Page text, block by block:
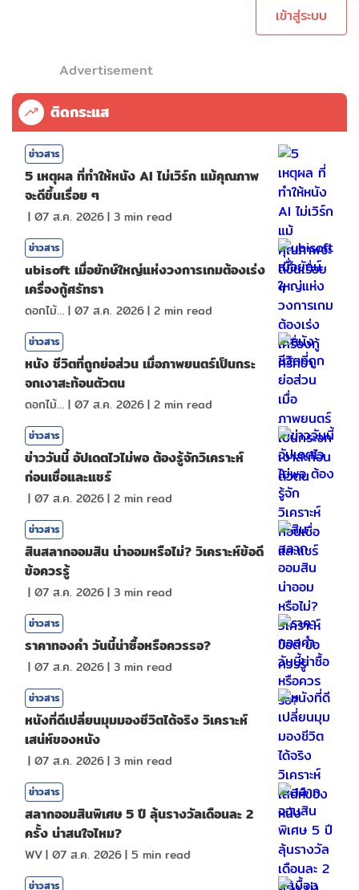
เข้าสู่ระบบ
Advertisement
ติดกระแส
ข่าวสาร
5 เหตุผล ที่ทำให้หนัง AI ไม่เวิร์ก แม้คุณภาพ
จะดีขึ้นเรื่อย ๆ
| 07 ส.ค. 2026| 3 min read
ข่าวสาร
ubisoft เมื่อยักษ์ใหญ่แห่งวงการเกมต้องเร่ง
เครื่องกู้ศรัทธา
ดอกไม้กับสายน้ำ | 07 ส.ค. 2026| 2 min read
ข่าวสาร
หนัง ชีวิตที่ถูกย่อส่วน เมื่อภาพยนตร์เป็นกระ
จกเงาสะท้อนตัวตน
ดอกไม้กับสายน้ำ | 07 ส.ค. 2026| 2 min read
ข่าวสาร
ข่าววันนี้ อัปเดตไวไม่พอ ต้องรู้จักวิเคราะห์
ก่อนเชื่อและแชร์
| 07 ส.ค. 2026| 2 min read
ข่าวสาร
สินสลากออมสิน น่าออมหรือไม่? วิเคราะห์ข้อดี
ข้อควรรู้
| 07 ส.ค. 2026| 3 min read
ข่าวสาร
ราคาทองคํา วันนี้น่าซื้อหรือควรรอ?
| 07 ส.ค. 2026| 3 min read
ข่าวสาร
หนังที่ดีเปลี่ยนมุมมองชีวิตได้จริง วิเคราะห์
เสน่ห์ของหนัง
| 07 ส.ค. 2026| 3 min read
ข่าวสาร
สลากออมสินพิเศษ 5 ปี ลุ้นรางวัลเดือนละ 2
ครั้ง น่าสนใจไหม?
WV| 07 ส.ค. 2026| 5 min read
ข่าวสาร